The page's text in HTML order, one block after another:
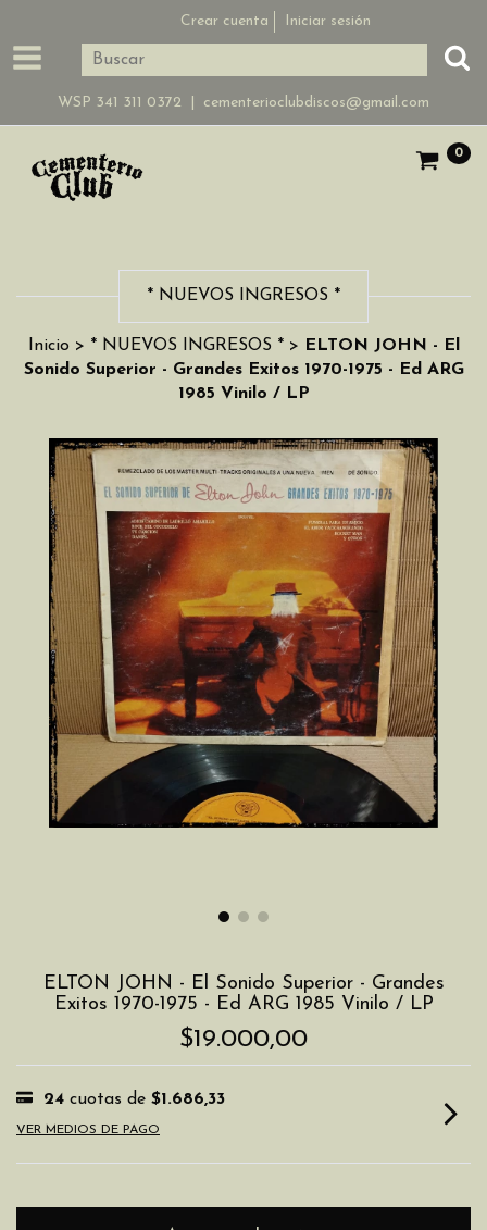
Crear cuenta Iniciar sesión
WSP 341 311 0372 | cementerioclubdiscos@gmail.com
0
* NUEVOS INGRESOS *
Inicio > * NUEVOS INGRESOS * >
ELTON JOHN - El
Sonido Superior - Grandes Exitos 1970-1975 - Ed ARG
1985 Vinilo / LP
ELTON JOHN - El Sonido Superior - Grandes
Exitos 1970-1975 - Ed ARG 1985 Vinilo / LP
$19.000,00
24 cuotas de $1.686,33
VER MEDIOS DE PAGO